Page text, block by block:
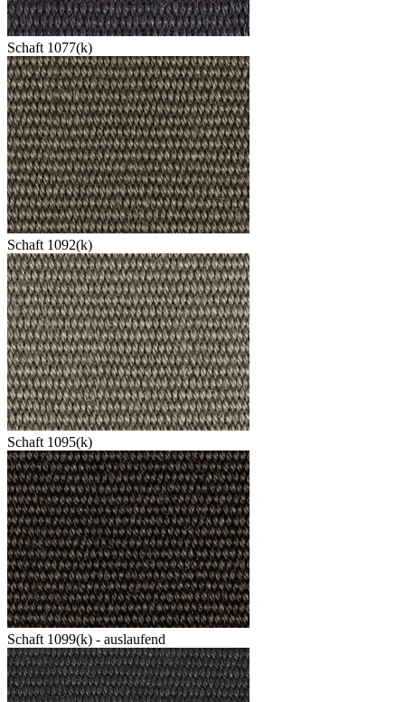
Schaft 1077(k)
Schaft 1092(k)
Schaft 1095(k)
Schaft 1099(k) - auslaufend